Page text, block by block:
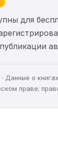
для
Данные о
праве;